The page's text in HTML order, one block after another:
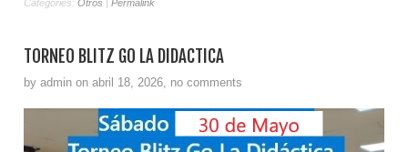
Categories: Otros | Permalink
TORNEO BLITZ GO LA DIDÁCTICA
by admin on abril 18, 2026, no comments